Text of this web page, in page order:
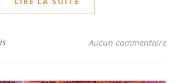
Aucun commentaire